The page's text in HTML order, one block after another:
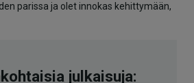
parissa ja olet innokas kehittymään,
julkaisuja: